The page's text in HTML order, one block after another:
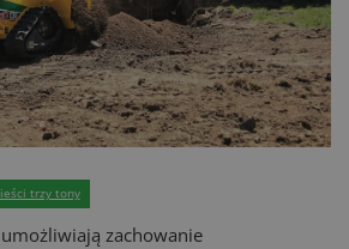
trzy tony
zachowanie